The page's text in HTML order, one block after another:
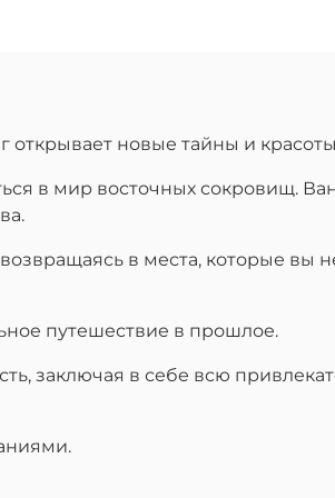
открывает новые тайны и
в мир восточных сокровищ.
в места, которые вы
путешествие в прошлое.
заключая в себе всю